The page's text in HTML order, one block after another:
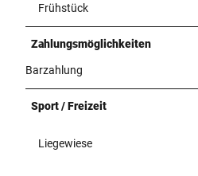
Frühstück
Zahlungsmöglichkeiten
Barzahlung
Sport / Freizeit
Liegewiese